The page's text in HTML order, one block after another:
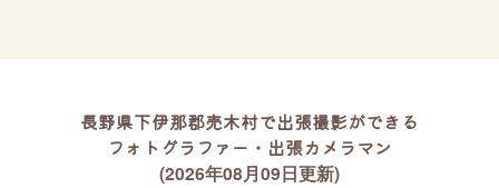
長野県下伊那郡売木村で出張撮影ができる
フォトグラファー・出張カメラマン
(2026年08月09日更新)